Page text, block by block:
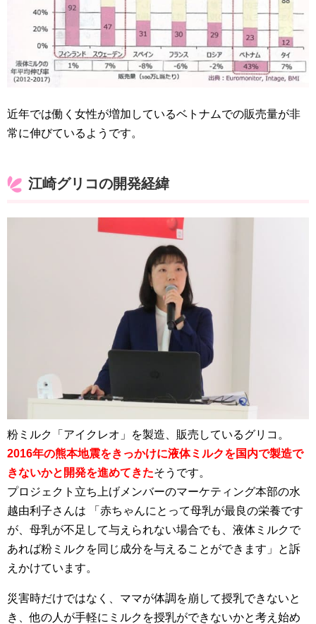
近年では働く女性が増加しているベトナムでの販売量が非
常に伸びているようです。
江崎グリコの開発経緯
粉ミルク「アイクレオ」を製造、販売しているグリコ。
2016年の熊本地震をきっかけに液体ミルクを国内で製造で
きないかと開発を進めてきたそうです。
プロジェクト立ち上げメンバーのマーケティング本部の水
越由利子さんは 「赤ちゃんにとって母乳が最良の栄養です
が、母乳が不足して与えられない場合でも、液体ミルクで
あれば粉ミルクを同じ成分を与えることができます」と訴
えかけています。
災害時だけではなく、ママが体調を崩して授乳できないと
き、他の人が手軽にミルクを授乳ができないかと考え始め